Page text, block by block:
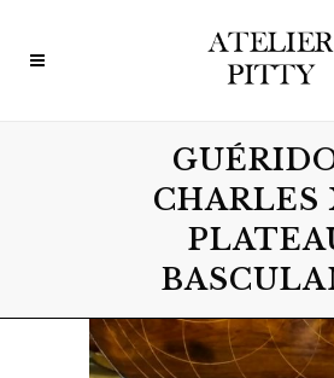
CHARLES